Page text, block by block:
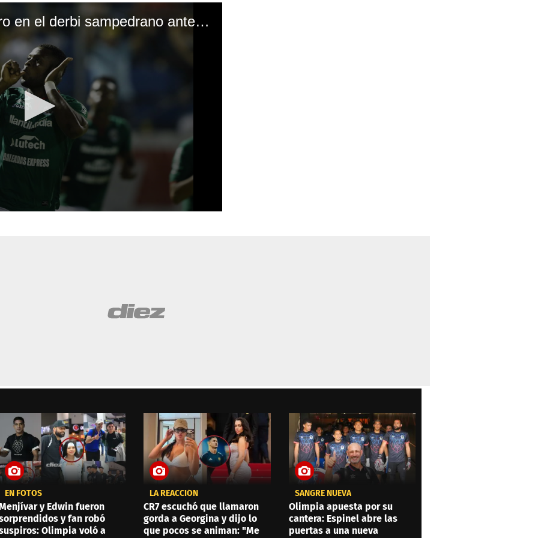
Marathón pega primero en el derbi sampedrano ante Real España
EN FOTOS
y Edwin fueron
y fan robó
Olimpia voló a
LA REACCIÓN
CR7 escuchó que llamaron
gorda a Georgina y dijo lo
que pocos se animan: "Me
SANGRE NUEVA
Olimpia apuesta por su
cantera: Espinel abre las
puertas a una nueva